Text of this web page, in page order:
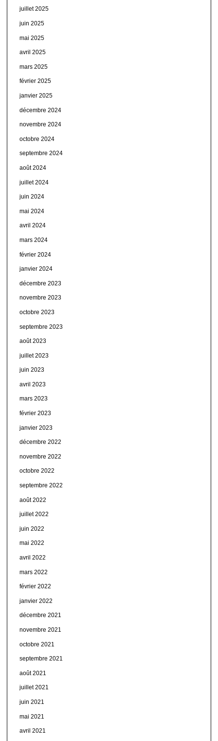
juillet 2025
juin 2025
mai 2025
avril 2025
mars 2025
février 2025
janvier 2025
décembre 2024
novembre 2024
octobre 2024
septembre 2024
août 2024
juillet 2024
juin 2024
mai 2024
avril 2024
mars 2024
février 2024
janvier 2024
décembre 2023
novembre 2023
octobre 2023
septembre 2023
août 2023
juillet 2023
juin 2023
avril 2023
mars 2023
février 2023
janvier 2023
décembre 2022
novembre 2022
octobre 2022
septembre 2022
août 2022
juillet 2022
juin 2022
mai 2022
avril 2022
mars 2022
février 2022
janvier 2022
décembre 2021
novembre 2021
octobre 2021
septembre 2021
août 2021
juillet 2021
juin 2021
mai 2021
avril 2021